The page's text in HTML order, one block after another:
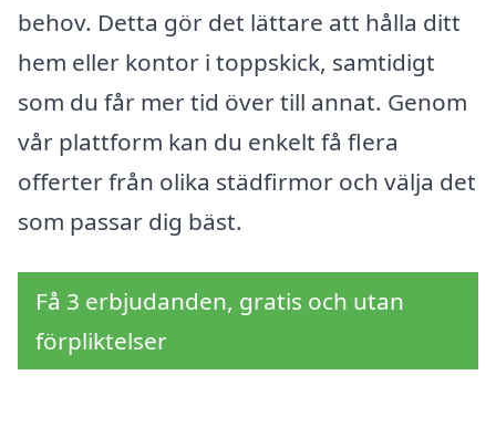
behov. Detta gör det lättare att hålla ditt
hem eller kontor i toppskick, samtidigt
som du får mer tid över till annat. Genom
vår plattform kan du enkelt få flera
offerter från olika städfirmor och välja det
som passar dig bäst.
Få 3 erbjudanden, gratis och utan
förpliktelser